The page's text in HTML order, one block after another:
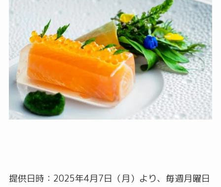
提供日時：2025年4月7日（月）より、毎週月曜日